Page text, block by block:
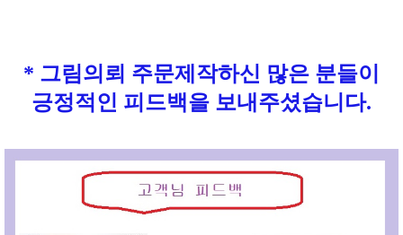
* 그림의뢰 주문제작하신 많은 분들이
긍정적인 피드백을 보내주셨습니다.